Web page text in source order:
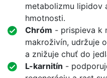
metabolizmu lipidov
hmotnosti.
Chróm - prispieva k
makroživín, udržuje
a znižuje chuť do
L-karnitín -